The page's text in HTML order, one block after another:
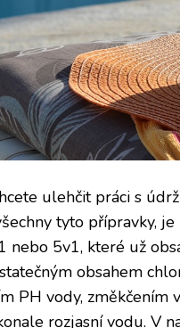
ulehčit práci s
tyto přípravky,
nebo 5v1, které už
obsahem
PH vody, změkčením
rozjasní vodu. V